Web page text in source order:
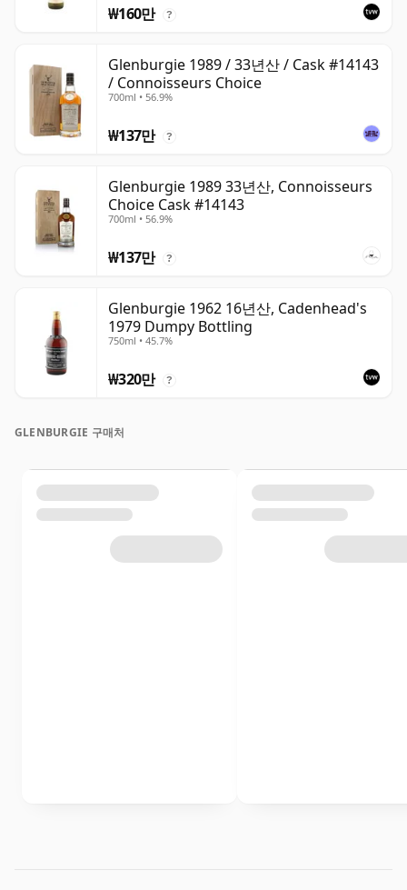
₩160만 ?
Glenburgie 1989 / 33년산 / Cask #14143
/ Connoisseurs Choice
700ml • 56.9%
₩137만 ?
Glenburgie 1989 33년산, Connoisseurs
Choice Cask #14143
700ml • 56.9%
₩137만 ?
Glenburgie 1962 16년산, Cadenhead's
1979 Dumpy Bottling
750ml • 45.7%
₩320만 ?
GLENBURGIE 구매처